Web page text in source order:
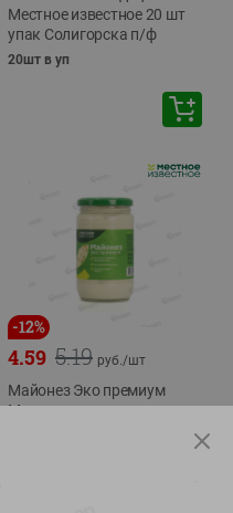
Местное известное 20 шт
упак Солигорска п/ф
20шт в уп
-12%
5.19
4.59 руб./шт
Майонез Эко премиум
Местное известное